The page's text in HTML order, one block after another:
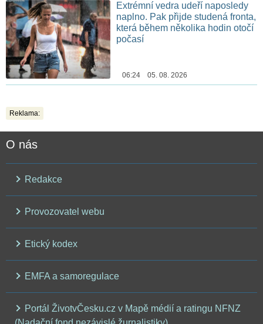
Extrémní vedra udeří naposledy
naplno. Pak přijde studená fronta,
která během několika hodin otočí
počasí
06:24 05. 08. 2026
Reklama:
O nás
Redakce
Provozovatel webu
Etický kodex
EMFA a samoregulace
Portál ŽivotvČesku.cz v Mapě médií a ratingu NFNZ